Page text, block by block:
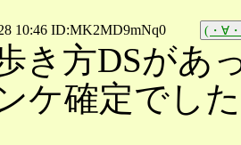
10:46 ID:MK2MD9mNq0 (・∀
き方DSがあ
ケ確定でした